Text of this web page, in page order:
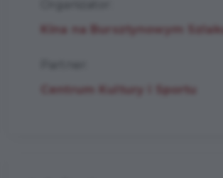
Kina na Bursztynowym Szlaku
Centrum Kultury i Sportu